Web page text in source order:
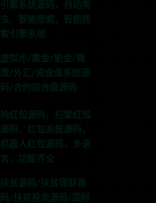
引擎系统源码，自动爬
虫、智能搜索，智能搜
索引擎系统
虚拟币/黄金/铂金/微
盘/外汇/资金盘系统源
码/合约综合盘源码
抢红包源码，扫雷红包
源码，红包系统源码，
机器人红包源码，多语
言，功能齐全
扶贫源码/扶贫理财源
码/扶贫投资源码/国际